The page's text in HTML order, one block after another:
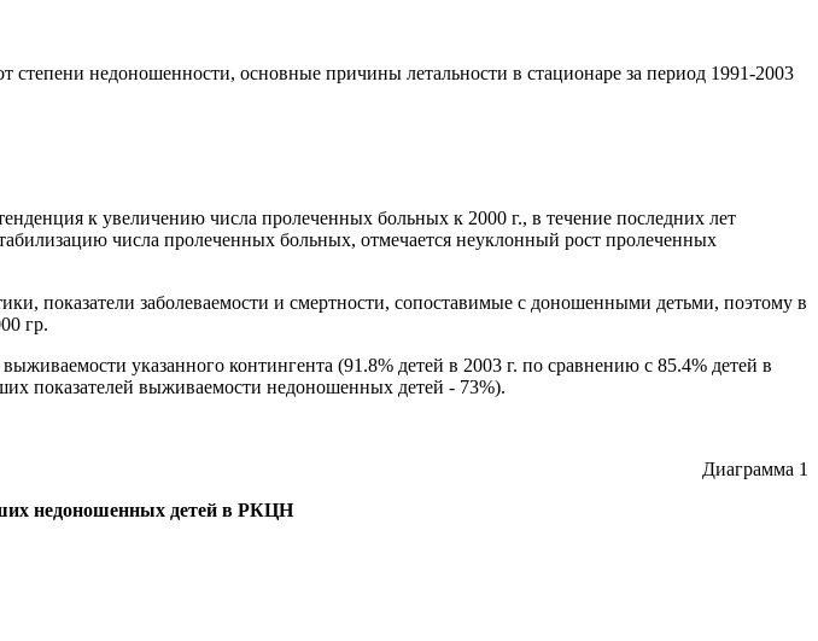
недоношенности, основные причины летальности в стационаре за период 1991-2003
к увеличению числа пролеченных больных к 2000 г., в течение последних лет
числа пролеченных больных, отмечается неуклонный рост пролеченных
показатели заболеваемости и смертности, сопоставимые с доношенными детьми, поэтому в
гр.
указанного контингента (91.8% детей в 2003 г. по сравнению с 85.4% детей в
показателей выживаемости недоношенных детей - 73%).
Диаграмма 1
недоношенных детей в РКЦН